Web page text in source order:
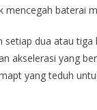
baterai
dua atau
akselerasi yang
yang teduh